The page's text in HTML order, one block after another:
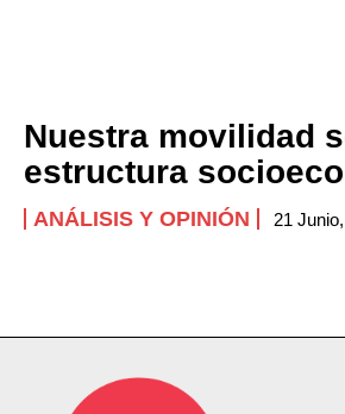
Nuestra movilidad
estructura
ANÁLISIS Y OPINIÓN 21